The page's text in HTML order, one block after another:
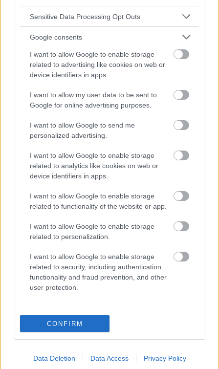
Sensitive Data Processing Opt Outs
Google consents
I want to allow Google to enable storage
related to advertising like cookies on web or
device identifiers in apps.
I want to allow my user data to be sent to
Google for online advertising purposes.
I want to allow Google to send me
personalized advertising.
I want to allow Google to enable storage
related to analytics like cookies on web or
device identifiers in apps.
I want to allow Google to enable storage
related to functionality of the website or app.
I want to allow Google to enable storage
related to personalization.
I want to allow Google to enable storage
related to security, including authentication
functionality and fraud prevention, and other
user protection.
CONFIRM
Data Deletion Data Access Privacy Policy
Thérapie génique pour les personnes atteintes de surdité héréditaire,
Cependant, l'étude est toujours en cours et les
participants sont observés.
Ces résultats représentent un grand espoir pour les
actuellement
aucunmédicament contre la surdité héréditaire
L'Institut de thérapie génique et cellulaire Mass
des chercheurs en premiers essais cliniques sur
l'homme dans le cadre de cette recherche. Les